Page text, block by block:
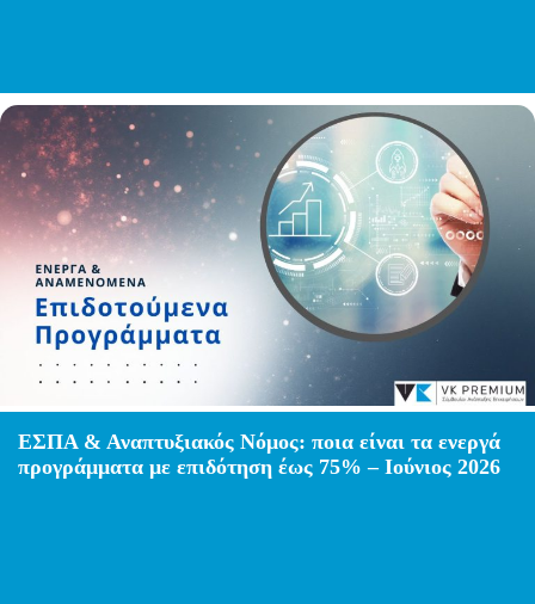
ΕΣΠΑ & Αναπτυξιακός Νόμος: ποια είναι τα ενεργά
προγράμματα με επιδότηση έως 75% – Ιούνιος 2026